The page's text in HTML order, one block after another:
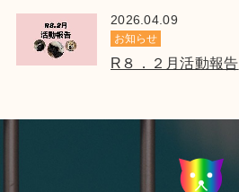
2026.04.09
お知らせ
R８．２月活動報告